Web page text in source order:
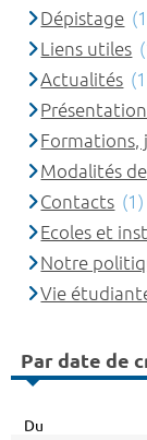
Dépistage
Liens utiles
Actualités
Présentation
Formations,
Modalités
Contacts (1)
Ecoles et
Notre
Vie
Par date de
Du